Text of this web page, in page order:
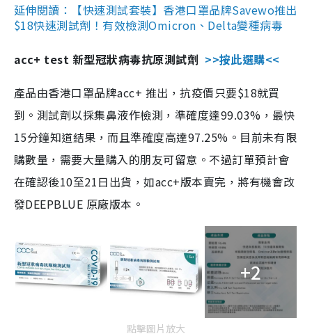
延伸閱讀：【快速測試套裝】香港口罩品牌Savewo推出
$18快速測試劑！有效檢測Omicron、Delta變種病毒
acc+ test 新型冠狀病毒抗原測試劑 >>按此選購<<
產品由香港口罩品牌acc+ 推出，抗疫價只要$18就買
到。測試劑以採集鼻液作檢測，準確度達99.03%，最快
15分鐘知道結果，而且準確度高達97.25%。目前未有限
購數量，需要大量購入的朋友可留意。不過訂單預計會
在確認後10至21日出貨，如acc+版本賣完，將有機會改
發DEEPBLUE 原廠版本。
+2
點擊圖片放大